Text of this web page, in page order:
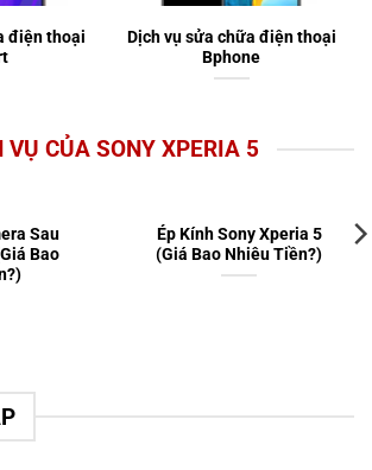
điện thoại
Dịch vụ sửa chữa điện thoại
Bphone
VỤ CỦA SONY XPERIA 5
Sau
Bao
Ép Kính Sony Xperia 5
(Giá Bao Nhiêu Tiền?)